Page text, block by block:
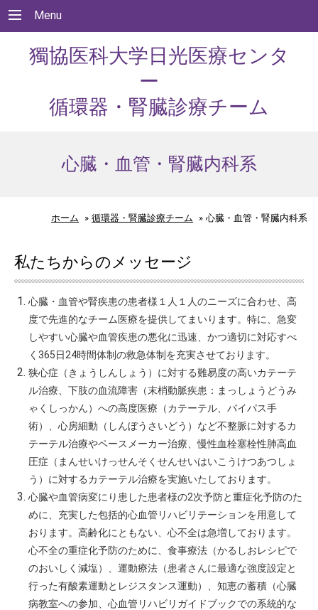
Menu
獨協医科大学日光医療センタ
ー
循環器・腎臓診療チーム
心臓・血管・腎臓内科系
ホーム » 循環器・腎臓診療チーム » 心臓・血管・腎臓内科系
私たちからのメッセージ
心臓・血管や腎疾患の患者様１人１人のニーズに合わせ、高
度で先進的なチーム医療を提供してまいります。特に、急変
しやすい心臓や血管疾患の悪化に迅速、かつ適切に対応すべ
く365日24時間体制の救急体制を充実させております。
狭心症（きょうしんしょう）に対する難易度の高いカテーテ
ル治療、下肢の血流障害（末梢動脈疾患：まっしょうどうみ
ゃくしっかん）への高度医療（カテーテル、バイパス手
術）、心房細動（しんぼうさいどう）など不整脈に対するカ
テーテル治療やペースメーカー治療、慢性血栓塞栓性肺高血
圧症（まんせいけっせんそくせんせいはいこうけつあつしょ
う）に対するカテーテル治療を実施いたしております。
心臓や血管病変にり患した患者様の2次予防と重症化予防のた
めに、充実した包括的心血管リハビリテーションを用意して
おります。高齢化にともない、心不全は急増しております。
心不全の重症化予防のために、食事療法（かるしおレシピで
のおいしく減塩）、運動療法（患者さんに最適な強度設定と
行った有酸素運動とレジスタンス運動）、知恵の蓄積（心臓
病教室への参加、心血管リハビリガイドブックでの系統的な